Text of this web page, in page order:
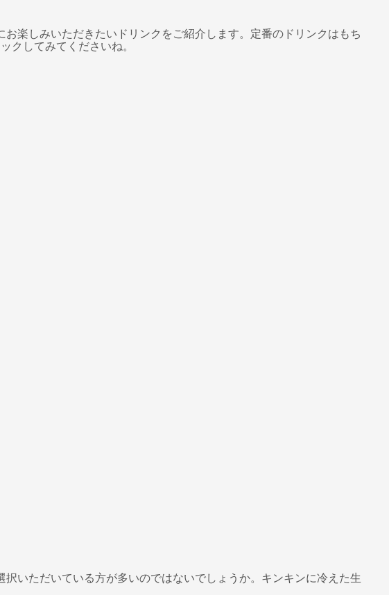
楽しみいただきたいドリンクをご紹介します。定番のドリンクはもち
クしてみてくださいね。
いただいている方が多いのではないでしょうか。キンキンに冷えた生